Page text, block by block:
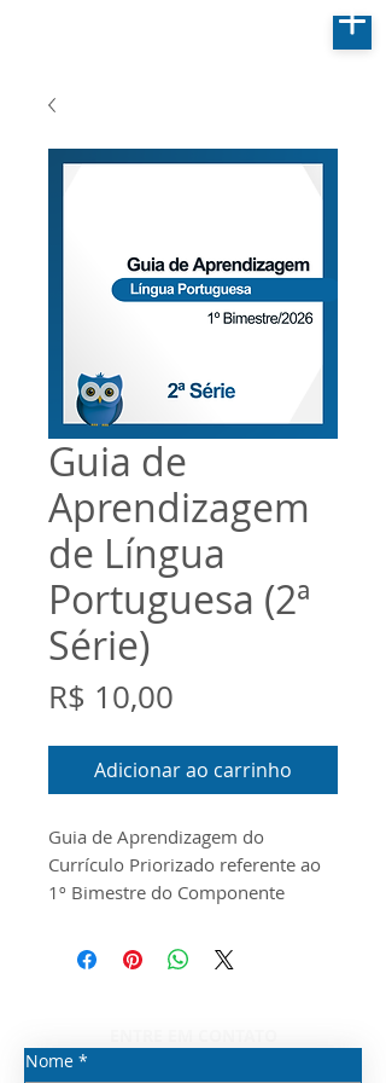
Guia de
Aprendizagem
de Língua
Portuguesa (2ª
Série)
R$ 10,00
Adicionar ao carrinho
Guia de Aprendizagem do
Currículo Priorizado referente ao
1º Bimestre do Componente
para a 2ª Série do Ensino Médio.
O documento foi
Material Digital disponibilizados
Nome *